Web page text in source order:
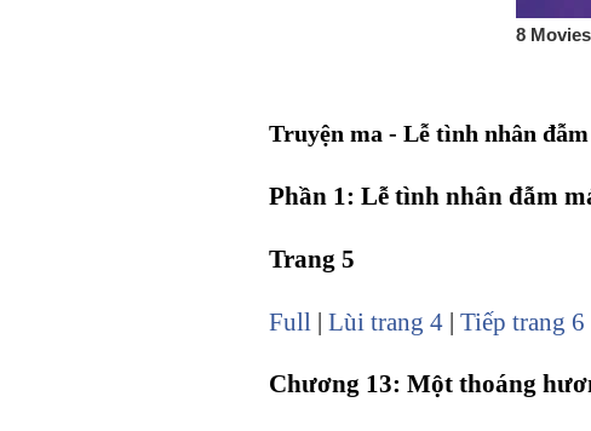
Truyện ma - Lễ tình nhân
Phần 1: Lễ tình nhân đẫm
Trang 5
Full | Lùi trang 4 | Tiếp trang 6
Chương 13: Một thoáng